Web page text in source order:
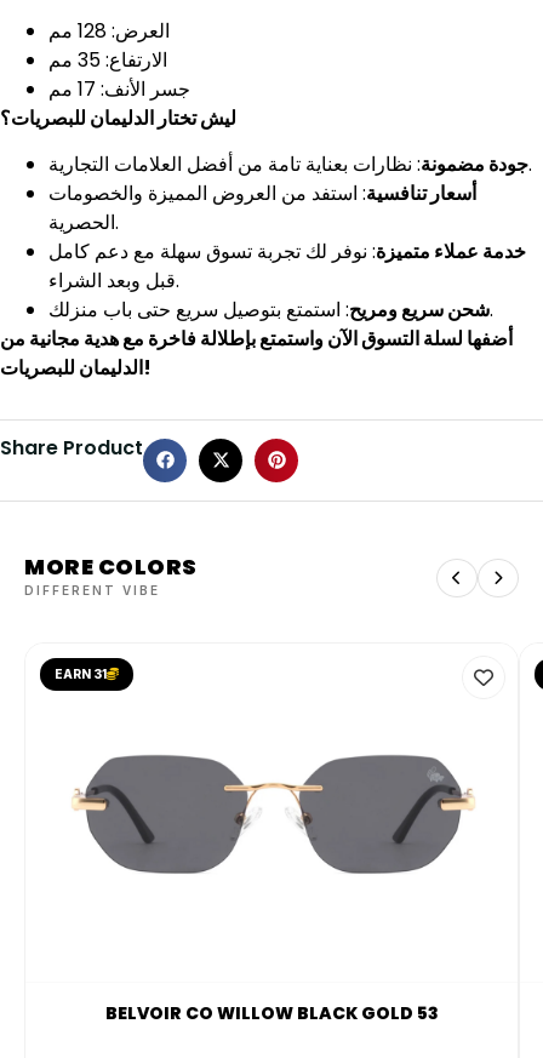
العرض: 128 مم
الارتفاع: 35 مم
جسر الأنف: 17 مم
ليش تختار الدليمان للبصريات؟
جودة مضمونة: نظارات بعناية تامة من أفضل العلامات التجارية.
أسعار تنافسية: استفد من العروض المميزة والخصومات
الحصرية.
خدمة عملاء متميزة: نوفر لك تجربة تسوق سهلة مع دعم كامل
قبل وبعد الشراء.
شحن سريع ومريح: استمتع بتوصيل سريع حتى باب منزلك.
أضفها لسلة التسوق الآن واستمتع بإطلالة فاخرة مع هدية مجانية من
الدليمان للبصريات!
Share Product
MORE COLORS
DIFFERENT VIBE
EARN 31
BELVOIR CO WILLOW BLACK GOLD 53